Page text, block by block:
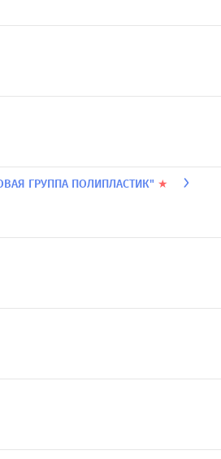
ГРУППА ПОЛИПЛАСТИК" ★